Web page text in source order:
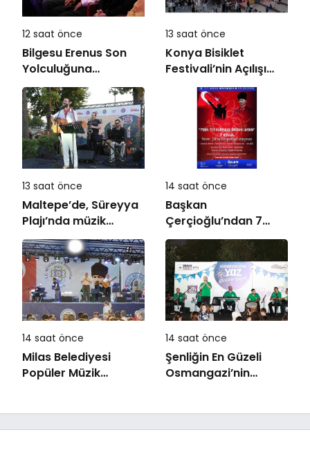
12 saat önce
Bilgesu Erenus Son
Yolculuğuna
Uğurlandı
13 saat önce
Konya Bisiklet
Festivali’nin Açılışı
Coşkuyla Gerçekleşti
13 saat önce
Maltepe’de, Süreyya
Plajı’nda müzik
ziyafeti
14 saat önce
Başkan
Çerçioğlu’ndan 7
Eylül Temalı Ödüllü
Resim, Şiir ve
Kompozisyon
Yarışması
14 saat önce
Milas Belediyesi
Popüler Müzik
14 saat önce
Şenliğin En Güzeli
Osmangazi’nin